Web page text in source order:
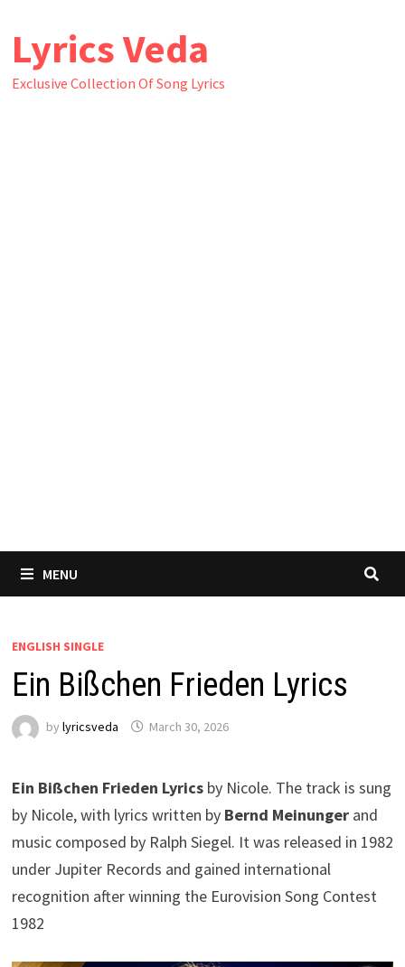
content
Lyrics Veda
Exclusive Collection Of Song Lyrics
MENU
ENGLISH SINGLE
Ein Bißchen Frieden Lyrics
by lyricsveda March 30, 2026
Ein Bißchen Frieden Lyricsby Nicole. The track is sung
by Nicole, with lyrics written by Bernd Meinungerand
music composed by Ralph Siegel. It was released in 1982
under Jupiter Records and gained international
recognition after winning the Eurovision Song Contest
1982